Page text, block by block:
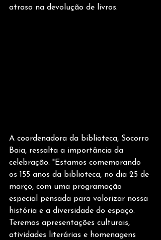
atraso na devolução de livros.
A coordenadora da biblioteca, Socorro
Baia, ressalta a importância da
celebração. "Estamos comemorando
os 155 anos da biblioteca, no dia 25 de
março, com uma programação
especial pensada para valorizar nossa
história e a diversidade do espaço.
Teremos apresentações culturais,
atividades literárias e homenagens